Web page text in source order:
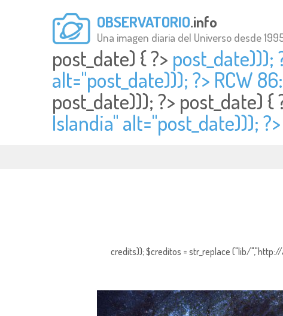
OBSERVATORIO.info
Una imagen diaria del Universo desde
post_date) { ?> post_date)));
alt="post_date))); ?> RCW
post_date))); ?> post_date) {
Islandia" alt="post_date)));
credits)); $creditos = str_replace ("lib/